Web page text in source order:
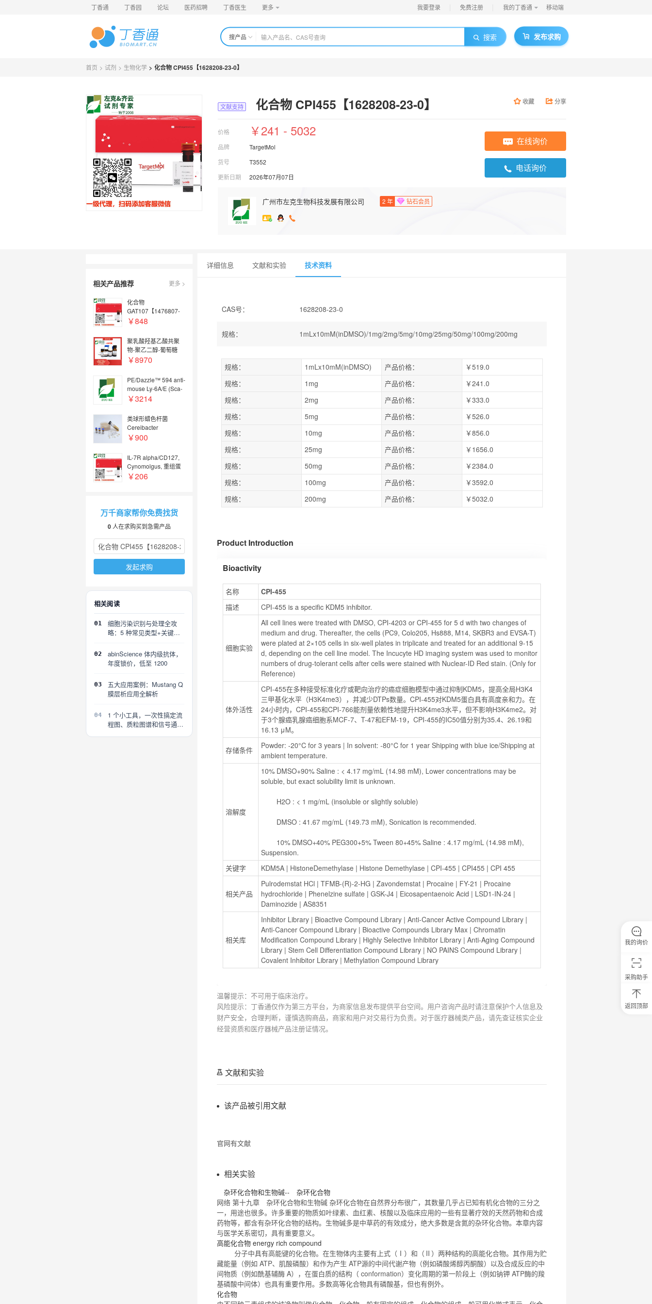
丁香通 丁香园 论坛 医药招聘 丁香医生 更多 我要登录 免费注册 我的丁香通 移动端
搜产品 搜索 发布求购
首页 > 试剂 > 生物化学 > 化合物 CPI455【1628208-23-0】
文献支持 化合物 CPI455【1628208-23-0】 收藏 分享
价格 ￥241 - 5032
品牌
TargetMol
货号
T3552
更新日期
2026年07月07日
在线询价
电话询价
广州市左克生物科技发展有限公司 2 年 钻石会员
相关产品推荐 更多 >
化合物
GAT107【1476807-
74-5】
￥848
聚乳酸羟基乙酸共聚
物-聚乙二醇-葡萄糖
PLGA-PEG-Glucose
￥8970
PE/Dazzle™ 594 anti-
mouse Ly-6A/E (Sca-
1)
￥3214
类球形蜡色杆菌
Cereibacter
sphaeroides
￥900
IL-7R alpha/CD127,
Cynomolgus, 重组蛋
白 (His)
￥206
万千商家帮你免费找货
0 人在求购买到急需产品
发起求购
相关阅读
01
细胞污染识别与处理全攻
略：5 种常见类型+关键误
02
abinScience 体内级抗体，
年度锁价，低至 1200
03
五大应用案例：Mustang Q
膜层析应用全解析
04
1 个小工具，一次性搞定流
程图、质粒图谱和信号通路
详细信息 文献和实验 技术资料
CAS号： 1628208-23-0
规格： 1mLx10mM(inDMSO)/1mg/2mg/5mg/10mg/25mg/50mg/100mg/200mg
规格： 1mLx10mM(inDMSO) 产品价格：
￥519.0
规格：
1mg 产品价格：
￥241.0
规格：
2mg 产品价格：
￥333.0
规格：
5mg 产品价格：
￥526.0
规格：
10mg 产品价格：
￥856.0
规格：
25mg 产品价格：
￥1656.0
规格：
50mg 产品价格：
￥2384.0
规格：
100mg 产品价格：
￥3592.0
规格：
200mg 产品价格： ￥5032.0
Product Introduction
Bioactivity
名称
CPI-455
描述
CPI-455 is a specific KDM5 inhibitor.
细胞实验
All cell lines were treated with DMSO, CPI-4203 or CPI-455 for 5 d with two changes of
medium and drug. Thereafter, the cells (PC9, Colo205, Hs888, M14, SKBR3 and EVSA-T)
were plated at 2×105 cells in six-well plates in triplicate and treated for an additional 9-15
d, depending on the cell line model. The Incucyte HD imaging system was used to monitor
numbers of drug-tolerant cells after cells were stained with Nuclear-ID Red stain. (Only for
Reference)
体外活性
CPI-455在多种接受标准化疗或靶向治疗的癌症细胞模型中通过抑制KDM5，提高全局H3K4
三甲基化水平（H3K4me3），并减少DTPs数量。CPI-455对KDM5蛋白具有高度亲和力。在
24小时内，CPI-455和CPI-766能剂量依赖性地提升H3K4me3水平，但不影响H3K4me2。对
于3个腺癌乳腺癌细胞系MCF-7、T-47和EFM-19，CPI-455的IC50值分别为35.4、26.19和
16.13 μM。
存储条件
Powder: -20°C for 3 years | In solvent: -80°C for 1 year Shipping with blue ice/Shipping at
ambient temperature.
溶解度
10% DMSO+90% Saline : < 4.17 mg/mL (14.98 mM), Lower concentrations may be
soluble, but exact solubility limit is unknown.
        H2O : < 1 mg/mL (insoluble or slightly soluble)
        DMSO : 41.67 mg/mL (149.73 mM), Sonication is recommended.
Suspension.
关键字
KDM5A | HistoneDemethylase | Histone Demethylase | CPI-455 | CPI455 | CPI 455
相关产品
Pulrodemstat HCl | TFMB-(R)-2-HG | Zavondemstat | Procaine | FY-21 | Procaine
hydrochloride | Phenelzine sulfate | GSK-J4 | Eicosapentaenoic Acid | LSD1-IN-24
Daminozide | AS8351
相关库
Inhibitor Library | Bioactive Compound Library | Anti-Cancer Active Compound Library
Anti-Cancer Compound Library | Bioactive Compounds Library Max | Chromatin
Modification Compound Library | Highly Selective Inhibitor Library | Anti-Aging Compound
Library | Stem Cell Differentiation Compound Library | NO PAINS Compound Library
Covalent Inhibitor Library | Methylation Compound Library
温馨提示：不可用于临床治疗。
风险提示：丁香通仅作为第三方平台，为商家信息发布提供平台空间。用户咨询产品时请注意保护个人信息及
财产安全，合理判断，谨慎选购商品，商家和用户对交易行为负责。对于医疗器械类产品，请先查证核实企业
经营资质和医疗器械产品注册证情况。
文献和实验
该产品被引用文献
官网有文献
相关实验
杂环化合物和生物碱-- 杂环化合物
网络 第十九章 杂环化合物和生物碱 杂环化合物在自然界分布很广，其数量几乎占已知有机化合物的三分之
一，用途也很多。许多重要的物质如叶绿素、血红素、核酸以及临床应用的一些有显著疗效的天然药物和合成
药物等，都含有杂环化合物的结构。生物碱多是中草药的有效成分，绝大多数是含氮的杂环化合物。本章内容
与医学关系密切，具有重要意义。
高能化合物 energy rich compound
分子中具有高能键的化合物。在生物体内主要有上式（Ⅰ）和（Ⅱ）两种结构的高能化合物。其作用为贮
藏能量（例如 ATP、肌酸磷酸）和作为产生 ATP源的中间代谢产物（例如磷酸烯醇丙酮酸）以及合成反应的中
间物质（例如酰基辅酶 A），在蛋白质的结构（ conformation）变化周期的第一阶段上（例如钠钾 ATP酶的羧
基磷酸中间体）也具有重要作用。多数高等化合物具有磷酸基，但也有例外。
化合物
采购助手
返回顶部
我的询价